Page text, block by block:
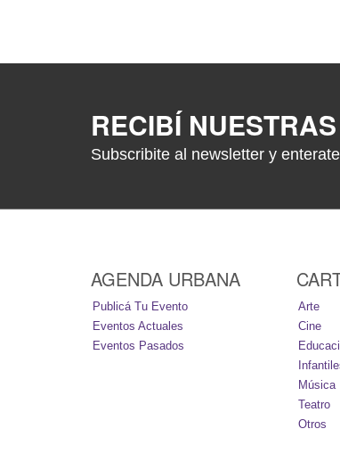
RECIBÍ
Subscribite al newsletter y
AGENDA URBANA
Publicá Tu Evento
Eventos Actuales
Eventos Pasados
Arte
Cine
Música
Teatro
Otros